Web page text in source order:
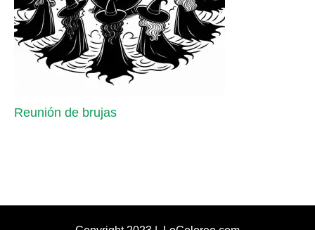
Reunión de brujas